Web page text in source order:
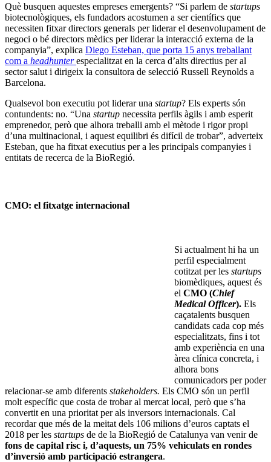
Què busquen aquestes empreses emergents? “Si parlem de startups
biotecnològiques, els fundadors acostumen a ser científics que
necessiten fitxar directors generals per liderar el desenvolupament de
negoci o bé directors mèdics per liderar la interacció externa de la
companyia”, explica Diego Esteban, que porta 15 anys treballant
com a headhunter especialitzat en la cerca d’alts directius per al
sector salut i dirigeix la consultora de selecció Russell Reynolds a
Barcelona.
Qualsevol bon executiu pot liderar una startup? Els experts són
contundents: no. “Una startup necessita perfils àgils i amb esperit
emprenedor, però que alhora treballi amb el mètode i rigor propi
d’una multinacional, i aquest equilibri és difícil de trobar”, adverteix
Esteban, que ha fitxat executius per a les principals companyies i
entitats de recerca de la BioRegió.
CMO: el fitxatge internacional
Si actualment hi ha un
perfil especialment
cotitzat per les startups
biomèdiques, aquest és
el CMO (Chief
Medical Officer). Els
caçatalents busquen
candidats cada cop més
especialitzats, fins i tot
amb experiència en una
àrea clínica concreta, i
alhora bons
comunicadors per poder
relacionar-se amb diferents stakeholders. Els CMO són un perfil
molt específic que costa de trobar al mercat local, però que s’ha
convertit en una prioritat per als inversors internacionals. Cal
recordar que més de la meitat dels 106 milions d’euros captats el
2018 per les startups de de la BioRegió de Catalunya van venir de
fons de capital risc i, d’aquests, un 75% vehiculats en rondes
d’inversió amb participació estrangera.